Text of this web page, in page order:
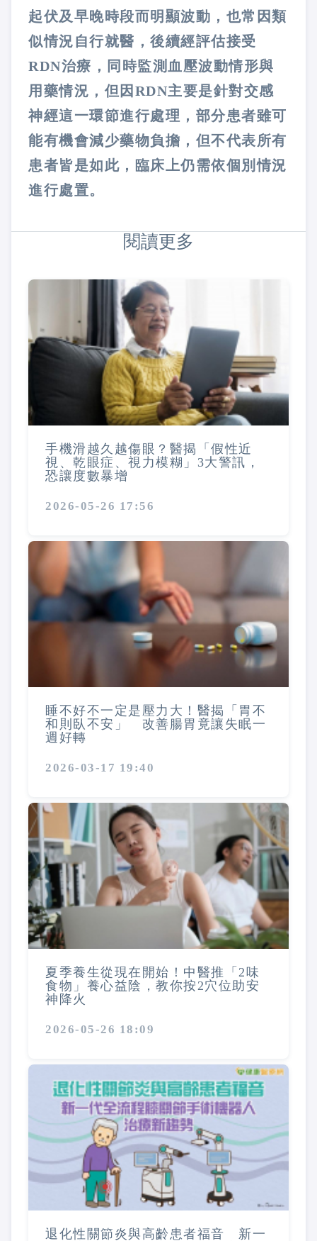
起伏及早晚時段而明顯波動，也常因類
似情況自行就醫，後續經評估接受
RDN治療，同時監測血壓波動情形與
用藥情況，但因RDN主要是針對交感
神經這一環節進行處理，部分患者雖可
能有機會減少藥物負擔，但不代表所有
患者皆是如此，臨床上仍需依個別情況
進行處置。
閱讀更多
手機滑越久越傷眼？醫揭「假性近
視、乾眼症、視力模糊」3大警訊，
恐讓度數暴增
2026-05-26 17:56
睡不好不一定是壓力大！醫揭「胃不
和則臥不安」 改善腸胃竟讓失眠一
週好轉
2026-03-17 19:40
夏季養生從現在開始！中醫推「2味
食物」養心益陰，教你按2穴位助安
神降火
2026-05-26 18:09
退化性關節炎與高齡患者福音 新一